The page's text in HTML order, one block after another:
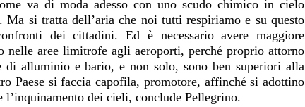
va di moda adesso con uno scudo chimico in cielo
si tratta dell’aria che noi tutti respiriamo e su questo
dei cittadini. Ed è necessario avere maggiore
nelle aree limitrofe agli aeroporti, perché proprio attorno
di alluminio e bario, e non solo, sono ben superiori alla
Paese si faccia capofila, promotore, affinché si adottino
dei cieli, conclude Pellegrino.